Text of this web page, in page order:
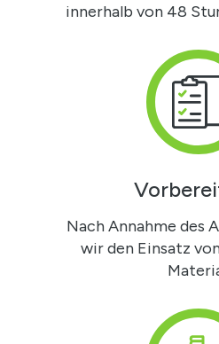
innerhalb von 48
Nach Annahme des
wir den Einsatz